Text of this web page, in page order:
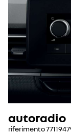
autoradio
riferimento